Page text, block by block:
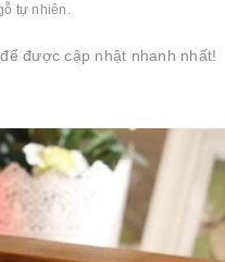
tự nhiên.
để được cập nhật nhanh nhất!